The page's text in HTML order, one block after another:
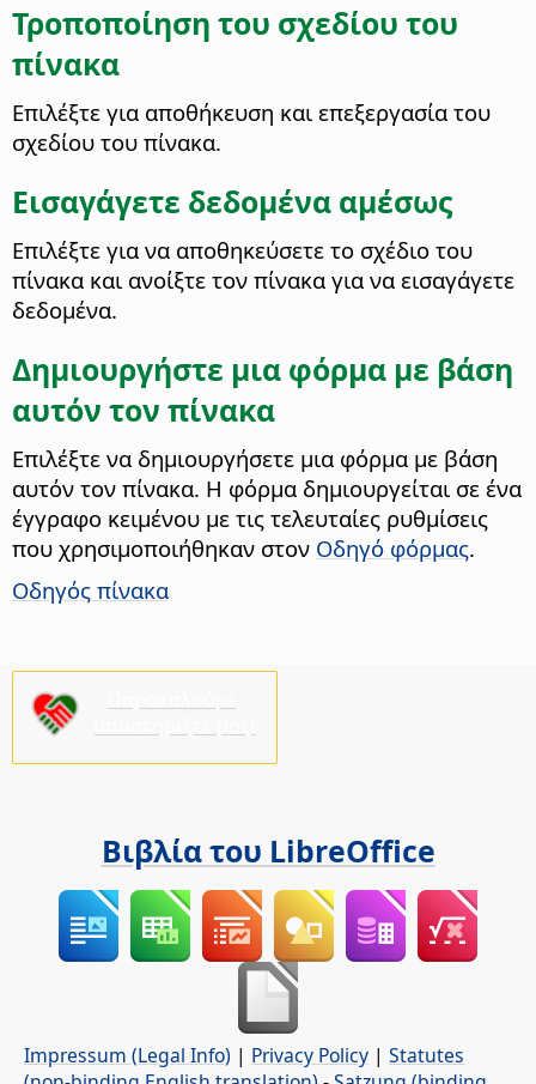
Τροποποίηση του σχεδίου του
πίνακα
Επιλέξτε για αποθήκευση και επεξεργασία του
σχεδίου του πίνακα.
Εισαγάγετε δεδομένα αμέσως
Επιλέξτε για να αποθηκεύσετε το σχέδιο του
πίνακα και ανοίξτε τον πίνακα για να εισαγάγετε
δεδομένα.
Δημιουργήστε μια φόρμα με βάση
αυτόν τον πίνακα
Επιλέξτε να δημιουργήσετε μια φόρμα με βάση
αυτόν τον πίνακα. Η φόρμα δημιουργείται σε ένα
έγγραφο κειμένου με τις τελευταίες ρυθμίσεις
που χρησιμοποιήθηκαν στον Οδηγό φόρμας.
Οδηγός πίνακα
Βιβλία του LibreOffice
Impressum (Legal Info) | Privacy Policy | Statutes